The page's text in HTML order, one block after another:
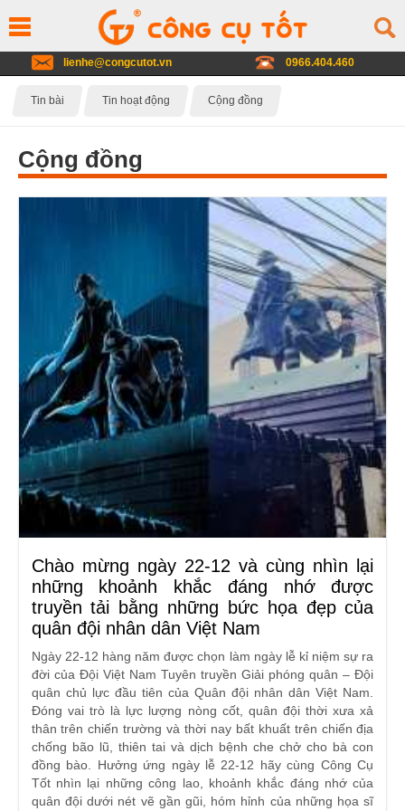
0966.404.460
lienhe@congcutot.vn
Tin bài Tin hoạt động Cộng đồng
Cộng đồng
Chào mừng ngày 22-12 và cùng nhìn lại
những khoảnh khắc đáng nhớ được
truyền tải bằng những bức họa đẹp của
quân đội nhân dân Việt Nam
Ngày 22-12 hàng năm được chọn làm ngày lễ kỉ niệm sự ra
đời của Đội Việt Nam Tuyên truyền Giải phóng quân – Đội
quân chủ lực đầu tiên của Quân đội nhân dân Việt Nam.
Đóng vai trò là lực lượng nòng cốt, quân đội thời xưa xả
thân trên chiến trường và thời nay bất khuất trên chiến địa
chống bão lũ, thiên tai và dịch bệnh che chở cho bà con
đồng bào. Hưởng ứng ngày lễ 22-12 hãy cùng Công Cụ
Tốt nhìn lại những công lao, khoảnh khắc đáng nhớ của
quân đội dưới nét vẽ gần gũi, hóm hỉnh của những họa sĩ